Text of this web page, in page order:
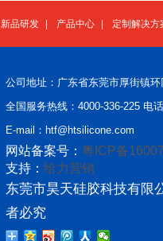
新品研发 产品中心 定制解决方
公司地址：广东省东莞市厚街镇
全国服务热线：4000-336-225 电
E-mail：htf@htsilicone.com
网站备案号： 粤ICP备
支持： 给力营销
东莞市昊天硅胶科技有限
者必究